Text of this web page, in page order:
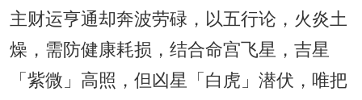
主财运亨通却奔波劳碌，以五行论，火炎土
燥，需防健康耗损，结合命宫飞星，吉星
「紫微」高照，但凶星「白虎」潜伏，唯把